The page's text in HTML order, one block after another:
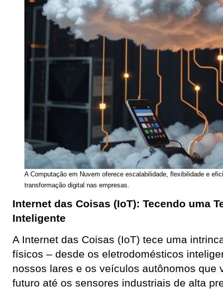
A Computação em Nuvem oferece escalabilidade, flexibilidade e
transformação digital nas empresas.
Internet das Coisas (IoT): Tecendo uma
Inteligente
A Internet das Coisas (IoT) tece uma
físicos – desde os eletrodomésticos
nossos lares e os veículos autônomos que
futuro até os sensores industriais de alta